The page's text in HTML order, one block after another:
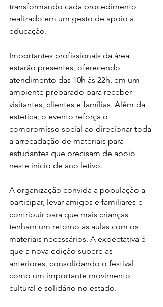
transformando cada procedimento
realizado em um gesto de apoio à
educação.
Importantes profissionais da área
estarão presentes, oferecendo
atendimento das 10h às 22h, em um
ambiente preparado para receber
visitantes, clientes e famílias. Além da
estética, o evento reforça o
compromisso social ao direcionar toda
a arrecadação de materiais para
estudantes que precisam de apoio
neste início de ano letivo.
A organização convida a população a
participar, levar amigos e familiares e
contribuir para que mais crianças
tenham um retorno às aulas com os
materiais necessários. A expectativa é
que a nova edição supere as
anteriores, consolidando o festival
como um importante movimento
cultural e solidário no estado.